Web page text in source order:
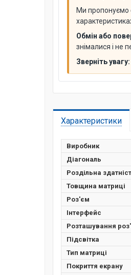
Ми пропонуємо
Обмін або
знімалися і не
Зверніть увагу:
Характеристики
Виробник
Діагональ
Роздільна
Товщина матриці
Роз'єм
Інтерфейс
Розташування
Підсвітка
Тип матриці
Покриття екрану